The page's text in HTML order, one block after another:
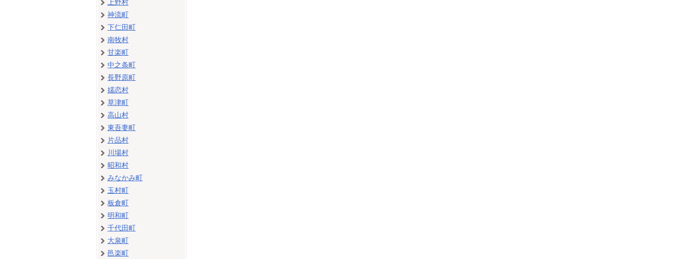
上野村
神流町
下仁田町
南牧村
甘楽町
中之条町
長野原町
嬬恋村
草津町
高山村
東吾妻町
片品村
川場村
昭和村
みなかみ町
玉村町
板倉町
明和町
千代田町
大泉町
邑楽町